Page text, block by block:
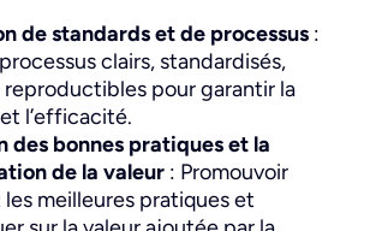
de standards et de processus :
clairs, standardisés,
pour garantir la
l’efficacité.
des bonnes pratiques et la
de la valeur : Promouvoir
meilleures pratiques et